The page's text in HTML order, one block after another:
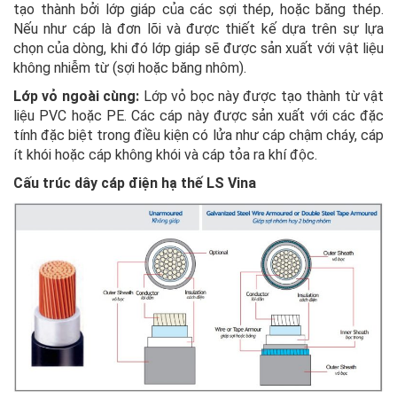
tạo thành bởi lớp giáp của các sợi thép, hoặc băng thép.
Nếu như cáp là đơn lõi và được thiết kế dựa trên sự lựa
chọn của dòng, khi đó lớp giáp sẽ được sản xuất với vật liệu
không nhiễm từ (sợi hoặc băng nhôm).
Lớp vỏ ngoài cùng: Lớp vỏ bọc này được tạo thành từ vật
liệu PVC hoặc PE. Các cáp này được sản xuất với các đặc
tính đặc biệt trong điều kiện có lửa như cáp chậm cháy, cáp
ít khói hoặc cáp không khói và cáp tỏa ra khí độc.
Cấu trúc dây cáp điện hạ thế LS Vina